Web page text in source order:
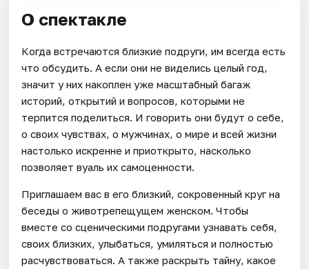
О спектакле
Когда встречаются близкие подруги, им всегда есть
что обсудить. А если они не виделись целый год,
значит у них накоплен уже масштабный багаж
историй, открытий и вопросов, которыми не
терпится поделиться. И говорить они будут о себе,
о своих чувствах, о мужчинах, о мире и всей жизни
настолько искренне и приоткрыто, насколько
позволяет вуаль их самоценности.
Приглашаем вас в его близкий, сокровенный круг на
беседы о животрепещущем женском. Чтобы
вместе со сценическими подругами узнавать себя,
своих близких, улыбаться, умиляться и полностью
расчувствоваться. А также раскрыть тайну, какое